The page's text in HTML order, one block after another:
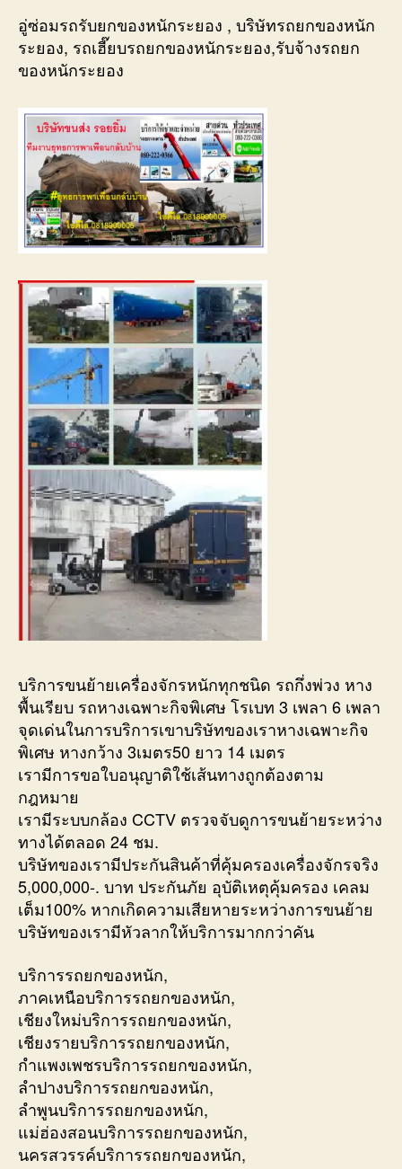
อู่ซ่อมรถรับยกของหนักระยอง , บริษัทรถยกของหนัก
ระยอง, รถเฮี๊ยบรถยกของหนักระยอง,รับจ้างรถยก
ของหนักระยอง
บริการขนย้ายเครื่องจักรหนักทุกชนิด รถกึ่งพ่วง หาง
พื้นเรียบ รถหางเฉพาะกิจพิเศษ โรเบท 3 เพลา 6 เพลา
จุดเด่นในการบริการเขาบริษัทของเราหางเฉพาะกิจ
พิเศษ หางกว้าง 3เมตร50 ยาว 14 เมตร
เรามีการขอใบอนุญาติใช้เส้นทางถูกต้องตาม
กฎหมาย
เรามีระบบกล้อง CCTV ตรวจจับดูการขนย้ายระหว่าง
ทางได้ตลอด 24 ชม.
บริษัทของเรามีประกันสินค้าที่คุ้มครองเครื่องจักรจริง
5,000,000-. บาท ประกันภัย อุบัติเหตุคุ้มครอง เคลม
เต็ม100% หากเกิดความเสียหายระหว่างการขนย้าย
บริษัทของเรามีหัวลากให้บริการมากกว่าคัน
บริการรถยกของหนัก,
ภาคเหนือบริการรถยกของหนัก,
เชียงใหม่บริการรถยกของหนัก,
เชียงรายบริการรถยกของหนัก,
กำแพงเพชรบริการรถยกของหนัก,
ลำปางบริการรถยกของหนัก,
ลำพูนบริการรถยกของหนัก,
แม่ฮ่องสอนบริการรถยกของหนัก,
นครสวรรค์บริการรถยกของหนัก,